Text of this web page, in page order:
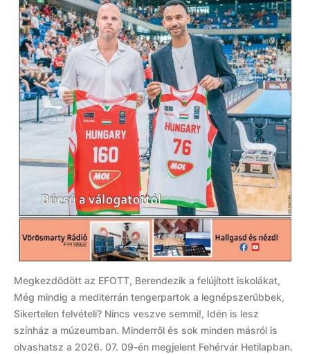
Megkezdődött az EFOTT, Berendezik a felújított iskolákat,
Még mindig a mediterrán tengerpartok a legnépszerűbbek,
Sikertelen felvételi? Nincs veszve semmi!, Idén is lesz
színház a múzeumban. Minderről és sok minden másról is
olvashatsz a 2026. 07. 09-én megjelent Fehérvár Hetilapban.